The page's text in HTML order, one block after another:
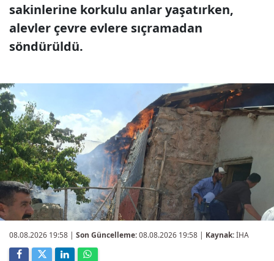
sakinlerine korkulu anlar yaşatırken,
alevler çevre evlere sıçramadan
söndürüldü.
08.08.2026 19:58 | Son Güncelleme:08.08.2026 19:58 | Kaynak:İHA